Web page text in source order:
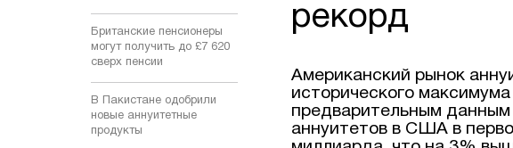
Британские пенсионеры
могут получить до £7 620
сверх пенсии
В Пакистане одобрили
новые аннуитетные
продукты
рекорд
Американский рынок
исторического
предварительным
аннуитетов в США в